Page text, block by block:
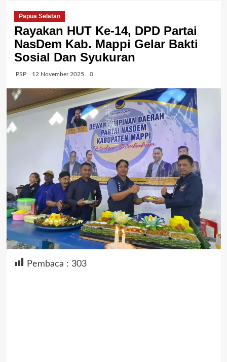
Papua Selatan
Rayakan HUT Ke-14, DPD Partai
NasDem Kab. Mappi Gelar Bakti
Sosial Dan Syukuran
PSP 12 November 2025 0
Pembaca : 303